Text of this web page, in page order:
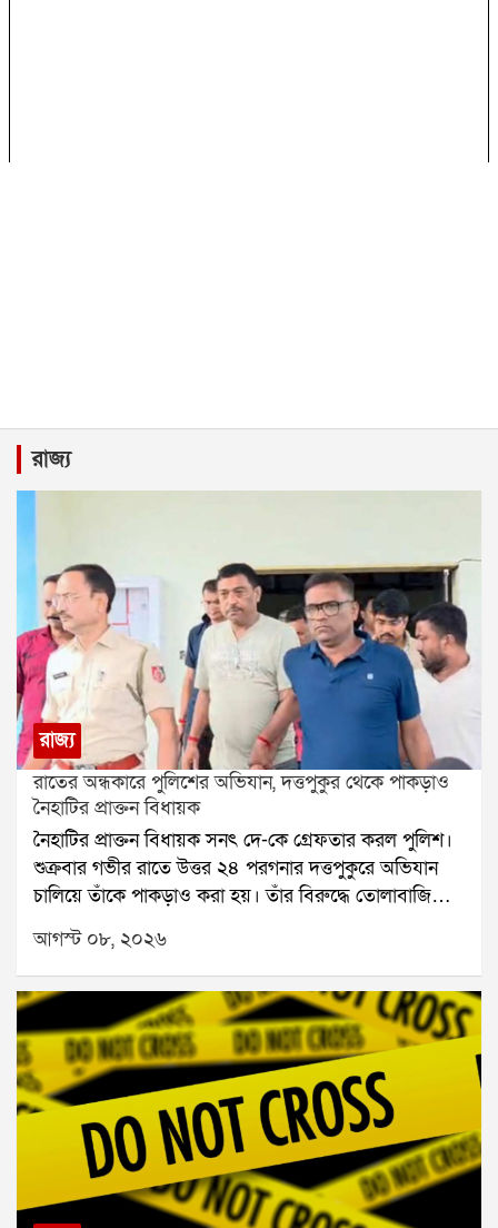
রাজ্য
রাজ্য
রাতের অন্ধকারে পুলিশের অভিযান, দত্তপুকুর থেকে পাকড়াও
নৈহাটির প্রাক্তন বিধায়ক
নৈহাটির প্রাক্তন বিধায়ক সনৎ দে-কে গ্রেফতার করল পুলিশ।
শুক্রবার গভীর রাতে উত্তর ২৪ পরগনার দত্তপুকুরে অভিযান
চালিয়ে তাঁকে পাকড়াও করা হয়। তাঁর বিরুদ্ধে তোলাবাজি
এবং ভোট পরবর্তী হিংসার অভিযোগ রয়েছে বলে পুলিশ সূত্রে
জানা গিয়েছে। শনিবার তাঁকে বারাকপুর আদালতে তোলা
হবে।২০২৪ সালের উপনির্বাচনে নৈহাটি বিধানসভা কেন্দ্র
থেকে জয়ী হয়েছিলেন সনৎ দে। তবে তার আগে থেকেই তাঁর
বিরুদ্ধে একাধিক অভিযোগ উঠেছিল। স্থানীয় সূত্রে তাঁর
বিরুদ্ধে তোলাবাজি এবং জমি দখলের অভিযোগ ছিল বলে
জানা যায়। ২০২১ সালের বিধানসভা নির্বাচনের পর ভোট
পরবর্তী হিংসার ঘটনাতেও তাঁর নাম জড়িয়েছিল বলে
অভিযোগ।২০২৬ সালের বিধানসভা নির্বাচনের পর রাজ্যে
রাজনৈতিক পালাবদল হয়। এরপর সনৎ দে-র বিরুদ্ধে থানায়
একাধিক অভিযোগ জমা পড়ে। সেই অভিযোগগুলির ভিত্তিতে
আগস্ট ০৮, ২০২৬